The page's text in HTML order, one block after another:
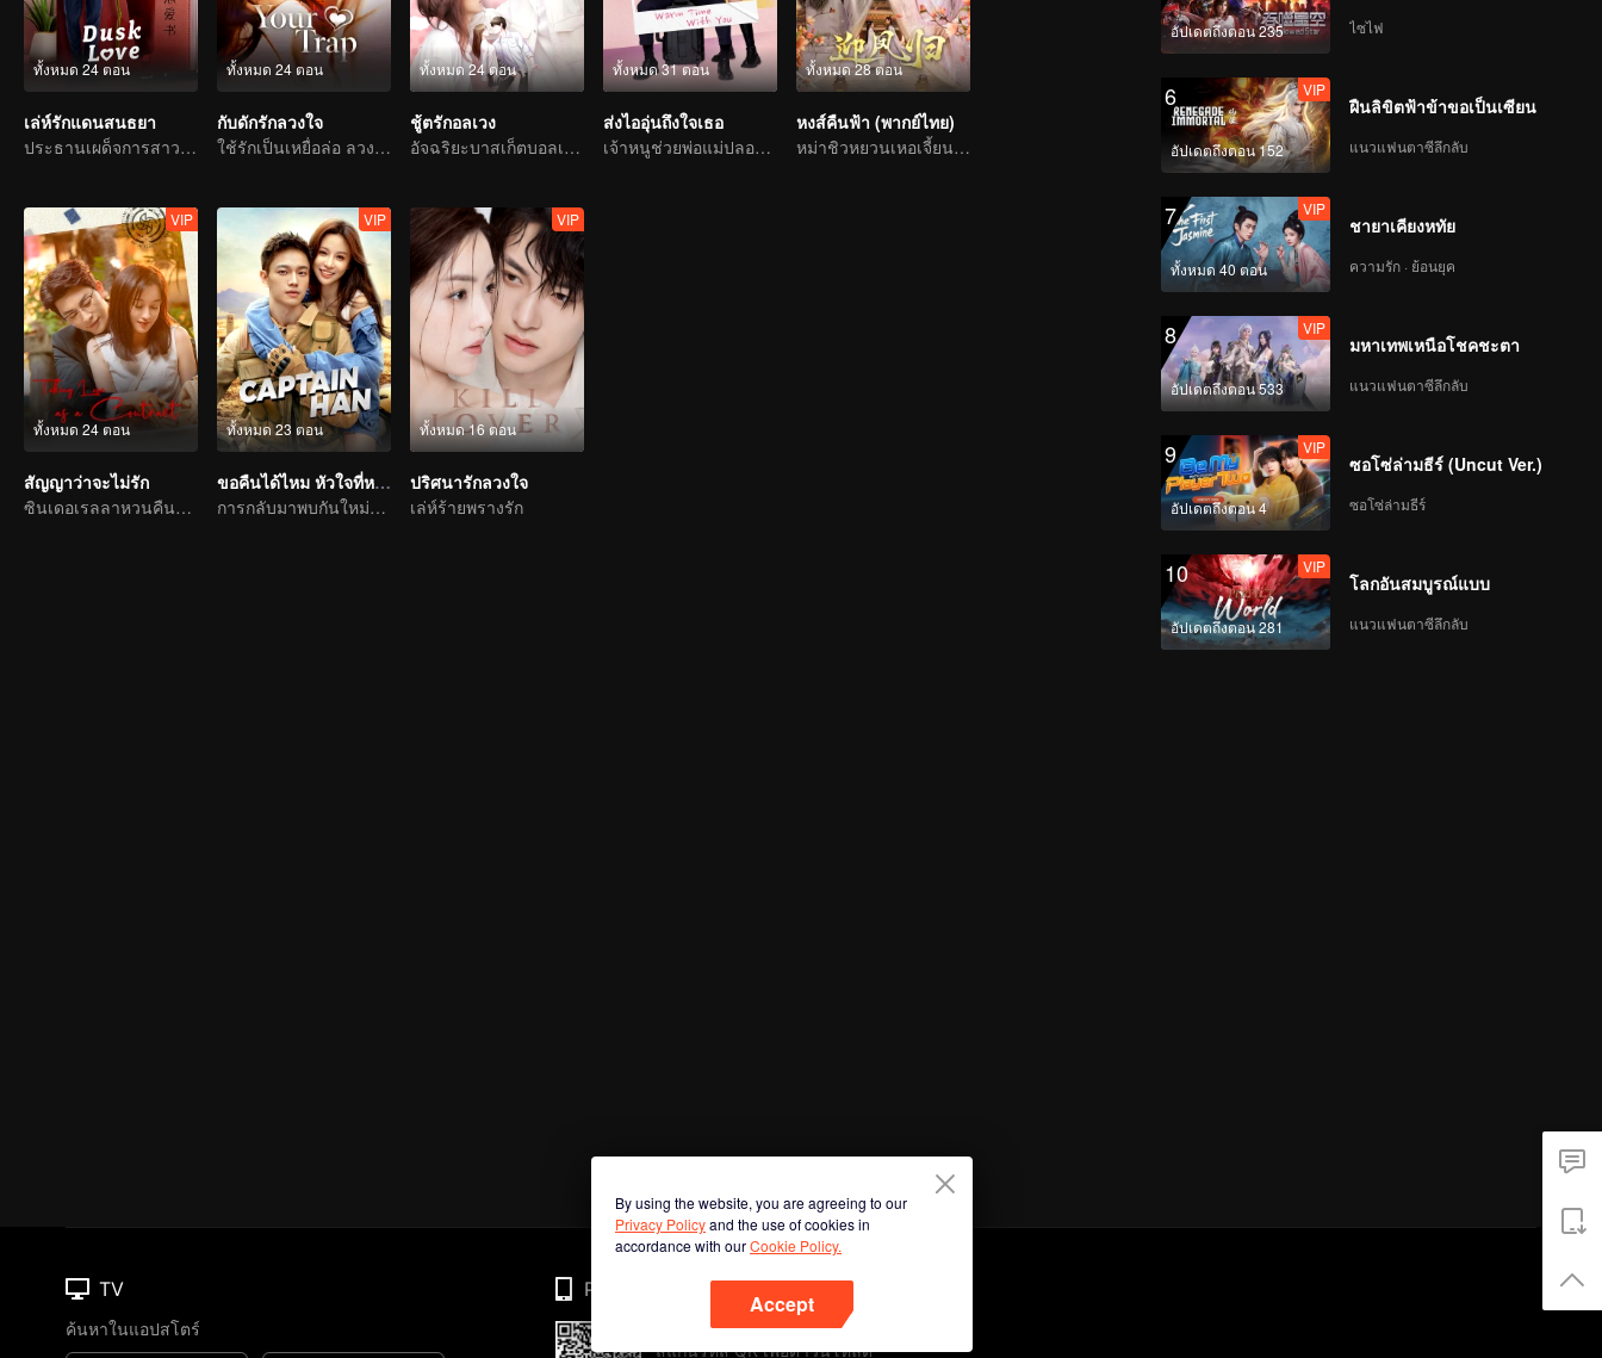
ทั้งหมด 24 ตอน
เล่ห์รักแดนสนธยา
ประธานเผด็จการสาวตกหลุมพรางสัญญารัก
ทั้งหมด 24 ตอน
กับดักรักลวงใจ
ใช้รักเป็นเหยื่อล่อ ลวงคุณให้ติดกับแสนล้ำลึก
ทั้งหมด 24 ตอน
ชู้ตรักอลเวง
อัจฉริยะบาสเก็ตบอลเกิดอุบัติเหตุเพศเปลี่ยนตามหารักแท้
ทั้งหมด 31 ตอน
ส่งไออุ่นถึงใจเธอ
เจ้าหนูช่วยพ่อแม่ปลอม ๆ แกล้งหลอกแต่รักจริง
ทั้งหมด 28 ตอน
หงส์คืนฟ้า (พากย์ไทย)
หม่าชิวหยวนเหอเจี้ยนฉีพลิกชีวิตเกิดใหม่อีกครั้ง
ทั้งหมด 24 ตอน
VIP
สัญญาว่าจะไม่รัก
ซินเดอเรลลาหวนคืนสู่ตระกูลไฮโซพบกับท่านประธานเผด็จการเจ้าแผนการ
ทั้งหมด 23 ตอน
VIP
ขอคืนได้ไหม หัวใจที่หายไป
การกลับมาพบกันใหม่ด้วยโชคชะตา รักในป่าฝน
ทั้งหมด 16 ตอน
VIP
ปริศนารักลวงใจ
เล่ห์ร้ายพรางรัก
อัปเดตถึงตอน 235 ไซไฟ
6
อัปเดตถึงตอน 152
VIP
ฝืนลิขิตฟ้าข้าขอเป็นเซียน
แนวแฟนตาซีลึกลับ
7
ทั้งหมด 40 ตอน
VIP
ชายาเคียงหทัย
ความรัก · ย้อนยุค
8
อัปเดตถึงตอน 533
VIP
มหาเทพเหนือโชคชะตา
แนวแฟนตาซีลึกลับ
9
อัปเดตถึงตอน 4
VIP
ซอโซ่ล่ามธีร์ (Uncut Ver.)
ซอโซ่ล่ามธีร์
10
อัปเดตถึงตอน 281
VIP
โลกอันสมบูรณ์แบบ
แนวแฟนตาซีลึกลับ
By using the website, you are agreeing to our
Privacy Policyand the use of cookies in
accordance with ourCookie Policy.
Accept
TV
ค้นหาในแอปสโตร์
Phone
สแกนรหัส QR เพื่อดาวน์โหลด